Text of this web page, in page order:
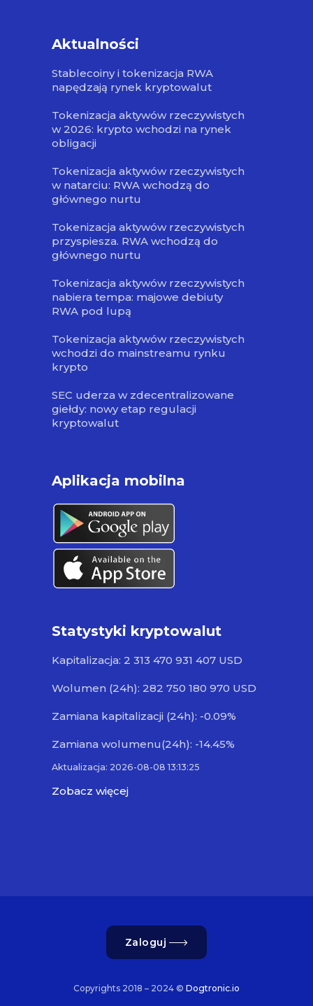
Aktualności
Stablecoiny i tokenizacja RWA
napędzają rynek kryptowalut
Tokenizacja aktywów rzeczywistych
w 2026: krypto wchodzi na rynek
obligacji
Tokenizacja aktywów rzeczywistych
w natarciu: RWA wchodzą do
głównego nurtu
Tokenizacja aktywów rzeczywistych
przyspiesza. RWA wchodzą do
głównego nurtu
Tokenizacja aktywów rzeczywistych
nabiera tempa: majowe debiuty
RWA pod lupą
Tokenizacja aktywów rzeczywistych
wchodzi do mainstreamu rynku
krypto
SEC uderza w zdecentralizowane
giełdy: nowy etap regulacji
kryptowalut
Aplikacja mobilna
Statystyki kryptowalut
Kapitalizacja: 2 313 470 931 407 USD
Wolumen (24h): 282 750 180 970 USD
Zamiana kapitalizacji (24h): -0.09%
Zamiana wolumenu(24h): -14.45%
Aktualizacja: 2026-08-08 13:13:25
Zobacz więcej
Zaloguj
Copyrights 2018 – 2024 © Dogtronic.io